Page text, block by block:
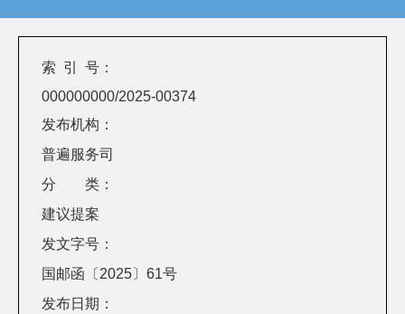
索 引 号：
000000000/2025-00374
发布机构：
普遍服务司
分 类：
建议提案
发文字号：
国邮函〔2025〕61号
发布日期：